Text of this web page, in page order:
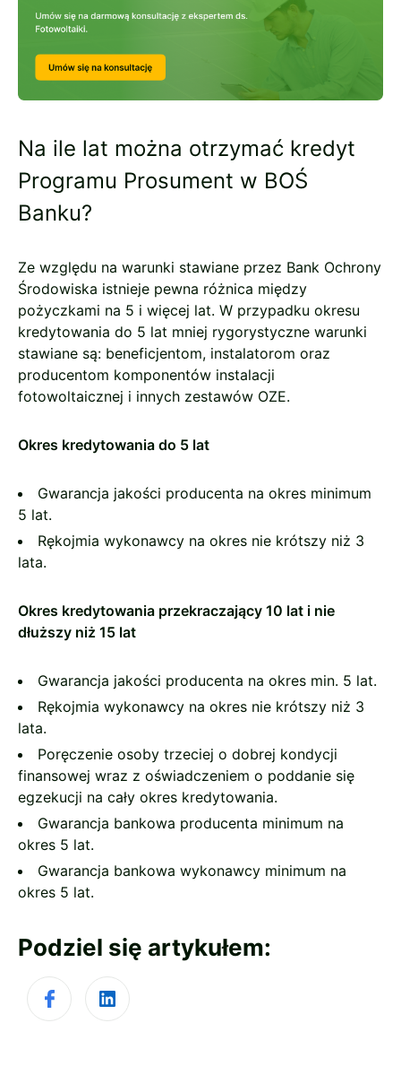
Na ile lat można otrzymać kredyt
Programu Prosument w BOŚ
Banku?
Ze względu na warunki stawiane przez Bank Ochrony
Środowiska istnieje pewna różnica między
pożyczkami na 5 i więcej lat. W przypadku okresu
kredytowania do 5 lat mniej rygorystyczne warunki
stawiane są: beneficjentom, instalatorom oraz
producentom komponentów instalacji
fotowoltaicznej i innych zestawów OZE.
Okres kredytowania do 5 lat
Gwarancja jakości producenta na okres minimum
5 lat.
Rękojmia wykonawcy na okres nie krótszy niż 3
lata.
Okres kredytowania przekraczający 10 lat i nie
dłuższy niż 15 lat
Gwarancja jakości producenta na okres min. 5 lat.
Rękojmia wykonawcy na okres nie krótszy niż 3
lata.
Poręczenie osoby trzeciej o dobrej kondycji
finansowej wraz z oświadczeniem o poddanie się
egzekucji na cały okres kredytowania.
Gwarancja bankowa producenta minimum na
okres 5 lat.
Gwarancja bankowa wykonawcy minimum na
okres 5 lat.
Podziel się artykułem: